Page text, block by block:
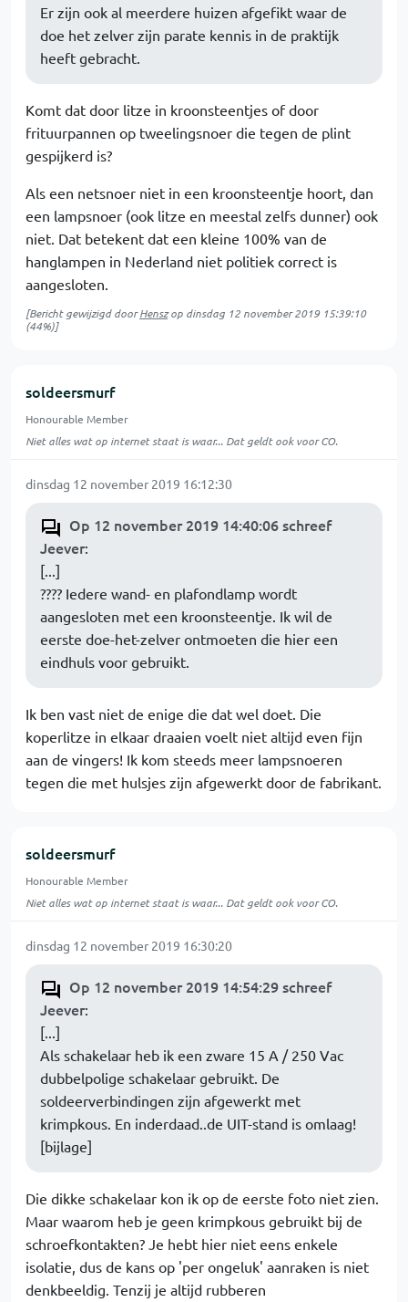
Er zijn ook al meerdere huizen afgefikt waar de
doe het zelver zijn parate kennis in de praktijk
heeft gebracht.
Komt dat door litze in kroonsteentjes of door
frituurpannen op tweelingsnoer die tegen de plint
gespijkerd is?
Als een netsnoer niet in een kroonsteentje hoort, dan
een lampsnoer (ook litze en meestal zelfs dunner) ook
niet. Dat betekent dat een kleine 100% van de
hanglampen in Nederland niet politiek correct is
aangesloten.
[Bericht gewijzigd doorHenszop dinsdag 12 november 2019 15:39:10
(44%)]
soldeersmurf
Honourable Member
Niet alles wat op internet staat is waar... Dat geldt ook voor CO.
dinsdag 12 november 2019 16:12:30
Op 12 november 2019 14:40:06 schreef
Jeever:
[...]
???? Iedere wand- en plafondlamp wordt
aangesloten met een kroonsteentje. Ik wil de
eerste doe-het-zelver ontmoeten die hier een
eindhuls voor gebruikt.
Ik ben vast niet de enige die dat wel doet. Die
koperlitze in elkaar draaien voelt niet altijd even fijn
aan de vingers! Ik kom steeds meer lampsnoeren
tegen die met hulsjes zijn afgewerkt door de fabrikant.
soldeersmurf
Honourable Member
Niet alles wat op internet staat is waar... Dat geldt ook voor CO.
dinsdag 12 november 2019 16:30:20
Op 12 november 2019 14:54:29 schreef
Jeever:
[...]
Als schakelaar heb ik een zware 15 A / 250 Vac
dubbelpolige schakelaar gebruikt. De
soldeerverbindingen zijn afgewerkt met
krimpkous. En inderdaad..de UIT-stand is omlaag!
[bijlage]
Die dikke schakelaar kon ik op de eerste foto niet zien.
Maar waarom heb je geen krimpkous gebruikt bij de
schroefkontakten? Je hebt hier niet eens enkele
isolatie, dus de kans op 'per ongeluk' aanraken is niet
denkbeeldig. Tenzij je altijd rubberen